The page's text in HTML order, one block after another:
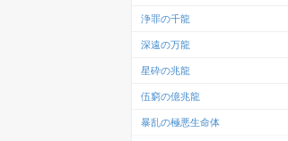
浄罪の千龍
深遠の万龍
星砕の兆龍
伍窮の億兆龍
暴乱の極悪生命体